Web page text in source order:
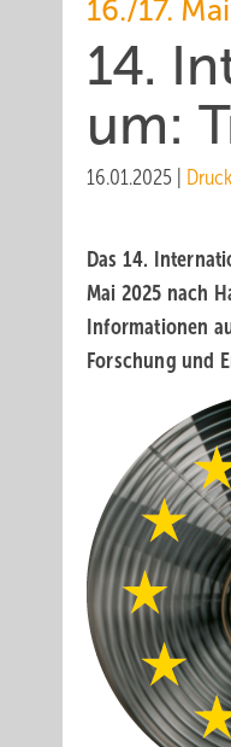
16./17.
14.
um:
16.01.2025
Das 14.
Mai 2025 nach
Informationen
Forschung und